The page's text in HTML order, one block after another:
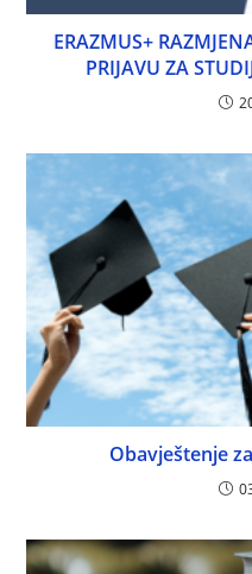
ERAZMUS+
PRIJAVU ZA
Obavještenje